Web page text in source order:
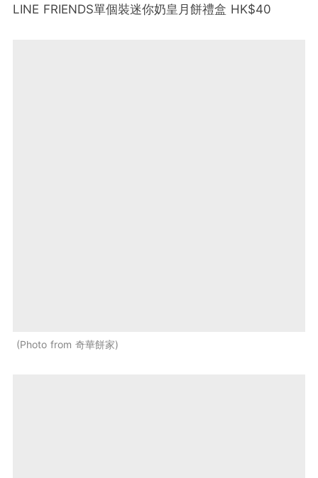
LINE FRIENDS單個裝迷你奶皇月餅禮盒 HK$40
Photo from 奇華餅家